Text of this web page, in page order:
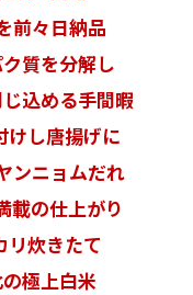
前々日納品
質を分解し
込める手間暇
けし唐揚げに
ンニョムだれ
の仕上がり
リ炊きたて
極上白米